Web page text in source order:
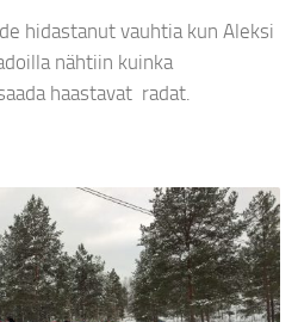
hidastanut vauhtia kun Aleksi
nähtiin kuinka
haastavat radat.